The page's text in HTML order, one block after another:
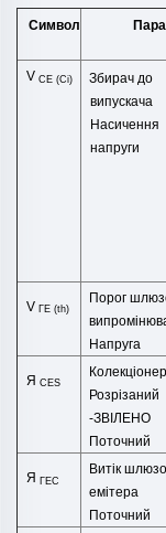
Символ
VCE (Сі)
Збирач до
випускача
Насичення
напруги
VГЕ(th)
Порог
Напруга
ЯCES
Колекціонер
Розрізаний
-ЗВІЛЕНО
Поточний
ЯГЕС
Витік
емітера
Поточний